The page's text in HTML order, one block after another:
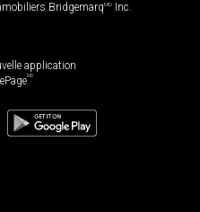
BridgemarqMD Inc.
application
MD